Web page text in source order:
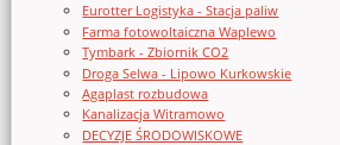
Eurotter Logistyka - Stacja paliw
Farma fotowoltaiczna Waplewo
Tymbark - Zbiornik CO2
Droga Selwa - Lipowo Kurkowskie
Agaplast rozbudowa
Kanalizacja Witramowo
DECYZJE ŚRODOWISKOWE